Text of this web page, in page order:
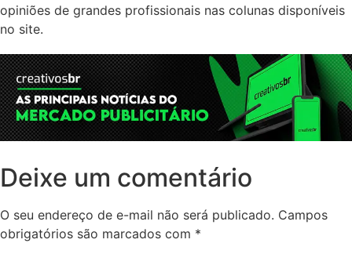
opiniões de grandes profissionais nas colunas disponíveis
no site.
Deixe um comentário
O seu endereço de e-mail não será publicado. Campos
obrigatórios são marcados com *